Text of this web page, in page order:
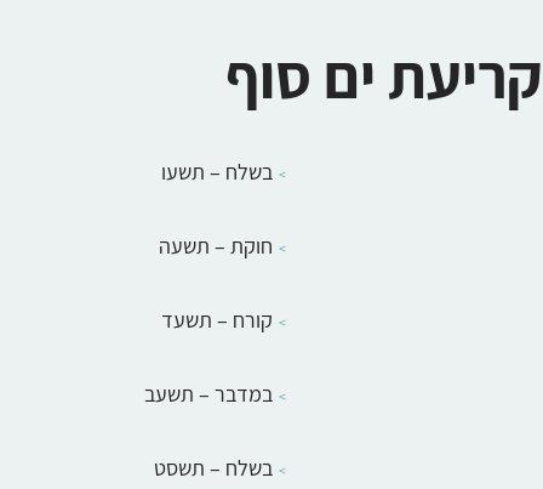
קריעת ים סוף
בשלח – תשעו
חוקת – תשעה
קורח – תשעד
במדבר – תשעב
בשלח – תשסט